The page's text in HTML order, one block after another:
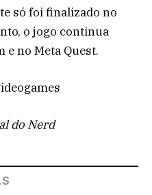
só foi finalizado no
o jogo continua
e no Meta Quest.
do Nerd